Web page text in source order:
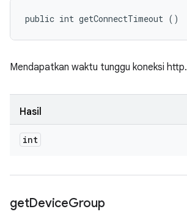
public int getConnectTimeout ()
Mendapatkan waktu tunggu koneksi http.
Hasil
int
getDeviceGroup